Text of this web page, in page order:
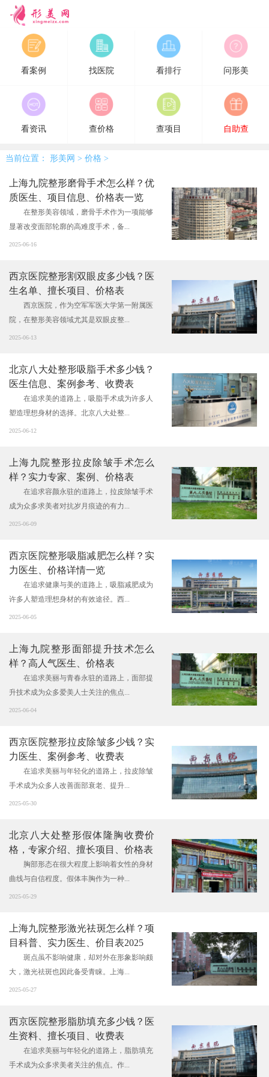
形美网
看案例 找医院 看排行 问形美
看资讯 查价格 查项目 自助查
当前位置： 形美网 > 价格 >
上海九院整形磨骨手术怎么样？优
质医生、项目信息、价格表一览
在整形美容领域，磨骨手术作为一项能够
显著改变面部轮廓的高难度手术，备...
2025-06-16
西京医院整形割双眼皮多少钱？医
生名单、擅长项目、价格表
西京医院，作为空军军医大学第一附属医
院，在整形美容领域尤其是双眼皮整...
2025-06-13
北京八大处整形吸脂手术多少钱？
医生信息、案例参考、收费表
在追求美的道路上，吸脂手术成为许多人
塑造理想身材的选择。北京八大处整...
2025-06-12
上海九院整形拉皮除皱手术怎么
样？实力专家、案例、价格表
在追求容颜永驻的道路上，拉皮除皱手术
成为众多求美者对抗岁月痕迹的有力...
2025-06-09
西京医院整形吸脂减肥怎么样？实
力医生、价格详情一览
在追求健康与美的道路上，吸脂减肥成为
许多人塑造理想身材的有效途径。西...
2025-06-05
上海九院整形面部提升技术怎么
样？高人气医生、价格表
在追求美丽与青春永驻的道路上，面部提
升技术成为众多爱美人士关注的焦点...
2025-06-04
西京医院整形拉皮除皱多少钱？实
力医生、案例参考、收费表
在追求美丽与年轻化的道路上，拉皮除皱
手术成为众多人改善面部衰老、提升...
2025-05-30
北京八大处整形假体隆胸收费价
格，专家介绍、擅长项目、价格表
胸部形态在很大程度上影响着女性的身材
曲线与自信程度。假体丰胸作为一种...
2025-05-29
上海九院整形激光祛斑怎么样？项
目科普、实力医生、价目表2025
斑点虽不影响健康，却对外在形象影响颇
大，激光祛斑也因此备受青睐。上海...
2025-05-27
西京医院整形脂肪填充多少钱？医
生资料、擅长项目、收费表
在追求美丽与年轻化的道路上，脂肪填充
手术成为众多求美者关注的焦点。作...